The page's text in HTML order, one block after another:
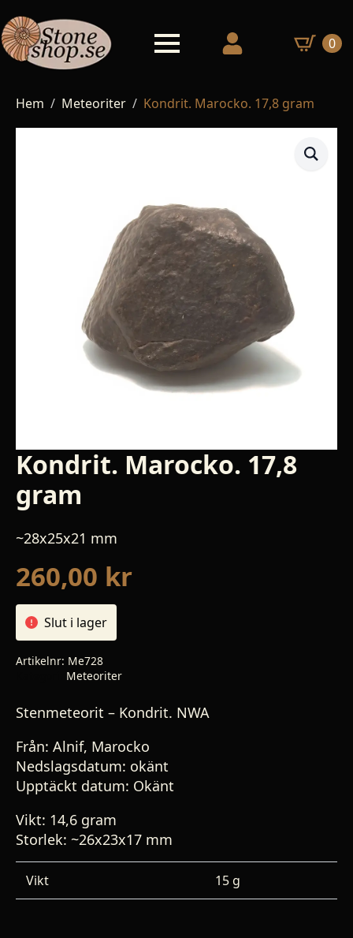
0
Hem Meteoriter Kondrit. Marocko. 17,8 gram
Kondrit. Marocko. 17,8
gram
~28x25x21 mm
260,00 kr
Slut i lager
Artikelnr: Me728
Meteoriter
Stenmeteorit – Kondrit. NWA
Från: Alnif, Marocko
Nedslagsdatum: okänt
Upptäckt datum: Okänt
Vikt: 14,6 gram
Storlek: ~26x23x17 mm
Vikt 15 g